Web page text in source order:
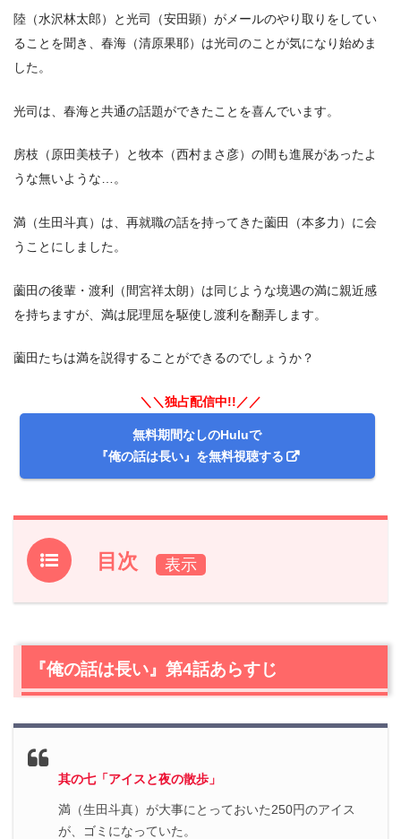
陸（水沢林太郎）と光司（安田顕）がメールのやり取りをしてい
ることを聞き、春海（清原果耶）は光司のことが気になり始めま
した。
光司は、春海と共通の話題ができたことを喜んでいます。
房枝（原田美枝子）と牧本（西村まさ彦）の間も進展があったよ
うな無いような…。
満（生田斗真）は、再就職の話を持ってきた薗田（本多力）に会
うことにしました。
薗田の後輩・渡利（間宮祥太朗）は同じような境遇の満に親近感
を持ちますが、満は屁理屈を駆使し渡利を翻弄します。
薗田たちは満を説得することができるのでしょうか？
＼＼独占配信中!!／／
無料期間なしのHuluで
『俺の話は長い』を無料視聴する
目次
1.『俺の話は長い』第4話あらすじ
2.1光司（安田顕）との関係
2.2アイス事件より深刻な事件
2.4
3. 『俺の話は長い』第4話まとめ
『俺の話は長い』他話のネタバレ記事一覧
『俺の話は長い』第4話あらすじ
其の七「アイスと夜の散歩」
満（生田斗真）が大事にとっておいた250円のアイス
が、ゴミになっていた。